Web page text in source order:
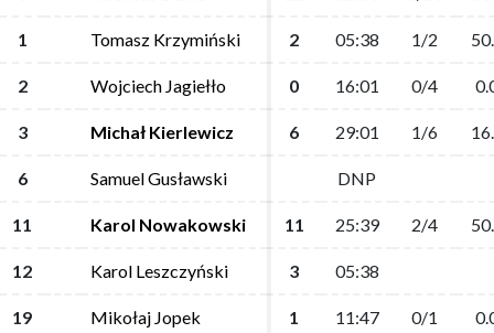
1 Tomasz Krzymiński 2 05:38 1/2
2 Wojciech Jagiełło 0 16:01 0/4
3 Michał Kierlewicz 6 29:01 1/6
6 Samuel Gusławski DNP
11 Karol Nowakowski 11 25:39 2/4
12 Karol Leszczyński 3 05:38
19 Mikołaj Jopek 1 11:47 0/1
1 Tomasz Krzymiński 2 05:38 1/2
2 Wojciech Jagiełło 0 16:01 0/4
3 Michał Kierlewicz 6 29:01 1/6
6 Samuel Gusławski DNP
11 Karol Nowakowski 11 25:39 2/4
12 Karol Leszczyński 3 05:38
19 Mikołaj Jopek 1 11:47 0/1